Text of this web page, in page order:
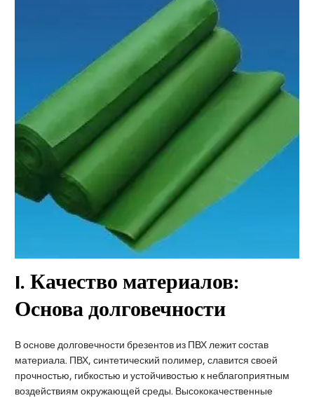
I. Качество материалов:
Основа долговечности
В основе долговечности брезентов из ПВХ лежит состав
материала. ПВХ, синтетический полимер, славится своей
прочностью, гибкостью и устойчивостью к неблагоприятным
воздействиям окружающей среды. Высококачественные